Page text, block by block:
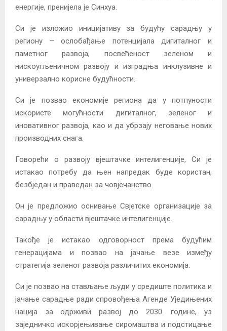
енергије, пренијела је Синхуа.
Си је изложио иницијативу за будућу сарадњу у
региону – ослобађање потенцијала дигиталног и
паметног развоја, посвећеност зеленом и
нискоугљеничном развоју и изградња инклузивне и
универзално корисне будућности.
Си је позвао економије региона да у потпуности
искористе могућности дигиталног, зеленог и
иновативног развоја, као и да убрзају неговање нових
производних снага.
Говорећи о развоју вјештачке интелигенције, Си је
истакао потребу да њен напредак буде користан,
безбједан и праведан за човјечанство.
Он је предложио оснивање Свјетске организације за
сарадњу у области вјештачке интелигенције.
Такође је истакао одговорност према будућим
генерацијама и позвао на јачање везе између
стратегија зеленог развоја различитих економија.
Си је позвао на стављање људи у средиште политика и
јачање сарадње ради спровођења Агенде Уједињених
нација за одрживи развој до 2030. године, уз
заједничко искорјењивање сиромаштва и подстицање